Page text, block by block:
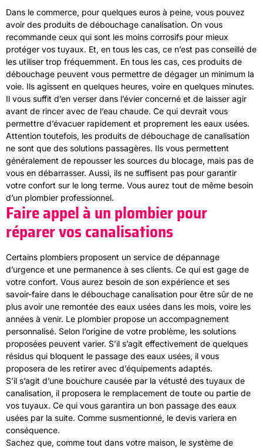
Dans le commerce, pour quelques euros à peine, vous pouvez
avoir des produits de débouchage canalisation. On vous
recommande ceux qui sont les moins corrosifs pour mieux
protéger vos tuyaux. Et, en tous les cas, ce n’est pas conseillé de
les utiliser trop fréquemment. En tous les cas, ces produits de
débouchage peuvent vous permettre de dégager un minimum la
voie. Ils agissent en quelques heures, voire en quelques minutes.
Il vous suffit d’en verser dans l’évier concerné et de laisser agir
avant de rincer avec de l’eau chaude. Ce qui devrait vous
permettre d’évacuer rapidement et proprement les eaux usées.
Attention toutefois, les produits de débouchage de canalisation
ne sont que des solutions passagères. Ils vous permettent
généralement de repousser les sources du blocage, mais pas de
vous en débarrasser. Aussi, ils ne suffisent pas pour garantir
votre confort sur le long terme. Vous aurez tout de même besoin
d’un plombier professionnel.
Faire appel à un plombier pour
réparer vos canalisations
Certains plombiers proposent un service de dépannage
d’urgence et une permanence à ses clients. Ce qui est gage de
votre confort. Vous aurez besoin de son expérience et ses
savoir-faire dans le débouchage canalisation pour être sûr de ne
plus avoir une remontée des eaux usées dans les mois, voire les
années à venir. Le plombier propose un accompagnement
personnalisé. Selon l’origine de votre problème, les solutions
proposées peuvent varier. S’il s’agit effectivement de quelques
résidus qui bloquent le passage des eaux usées, il vous
proposera de les retirer avec d’équipements adaptés.
S’il s’agit d’une bouchure causée par la vétusté des tuyaux de
canalisation, il proposera le remplacement de toute ou partie de
vos tuyaux. Ce qui vous garantira un bon passage des eaux
usées par la suite. Comme susmentionné, le devis variera en
conséquence.
Sachez que, comme tout dans votre maison, le système de